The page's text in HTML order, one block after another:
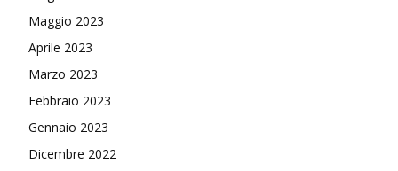
Maggio 2023
Aprile 2023
Marzo 2023
Febbraio 2023
Gennaio 2023
Dicembre 2022